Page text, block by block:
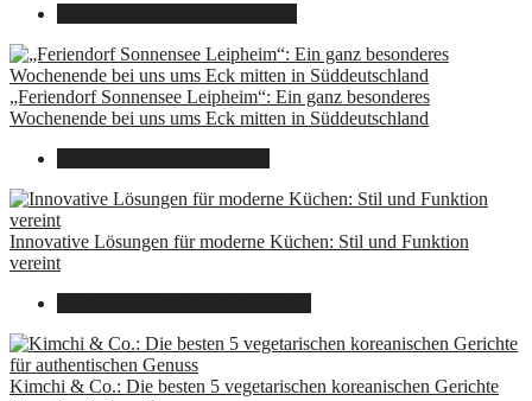
„Feriendorf Sonnensee Leipheim“: Ein ganz besonderes
Wochenende bei uns ums Eck mitten in Süddeutschland
Innovative Lösungen für moderne Küchen: Stil und Funktion
vereint
Kimchi & Co.: Die besten 5 vegetarischen koreanischen Gerichte